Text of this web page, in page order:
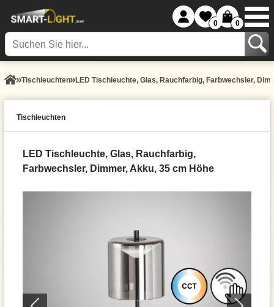
0 0
Tisch­leuchten LED Tischleuchte, Glas, Rauchfarbig, Farbwechsler,
Tisch­leuchten
LED Tischleuchte, Glas, Rauchfarbig,
Farbwechsler, Dimmer, Akku, 35 cm Höhe